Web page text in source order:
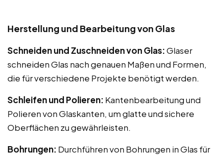
Herstellung und Bearbeitung von Glas
Schneiden und Zuschneiden von Glas:Glaser
schneiden Glas nach genauen Maßen und Formen,
die für verschiedene Projekte benötigt werden.
Schleifen und Polieren: Kantenbearbeitung und
Polieren von Glaskanten, um glatte und sichere
Oberflächen zu gewährleisten.
Bohrungen: Durchführen von Bohrungen in Glas für